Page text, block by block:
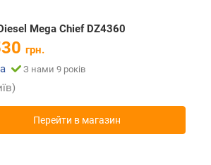
Mega Chief DZ4360
грн.
З нами 9 років
Перейти в магазин